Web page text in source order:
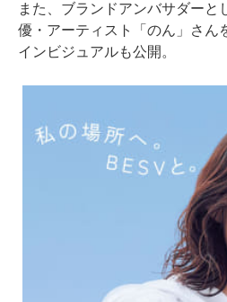
また、ブランドアンバサダーと
優・アーティスト「のん」さん
インビジュアルも公開。